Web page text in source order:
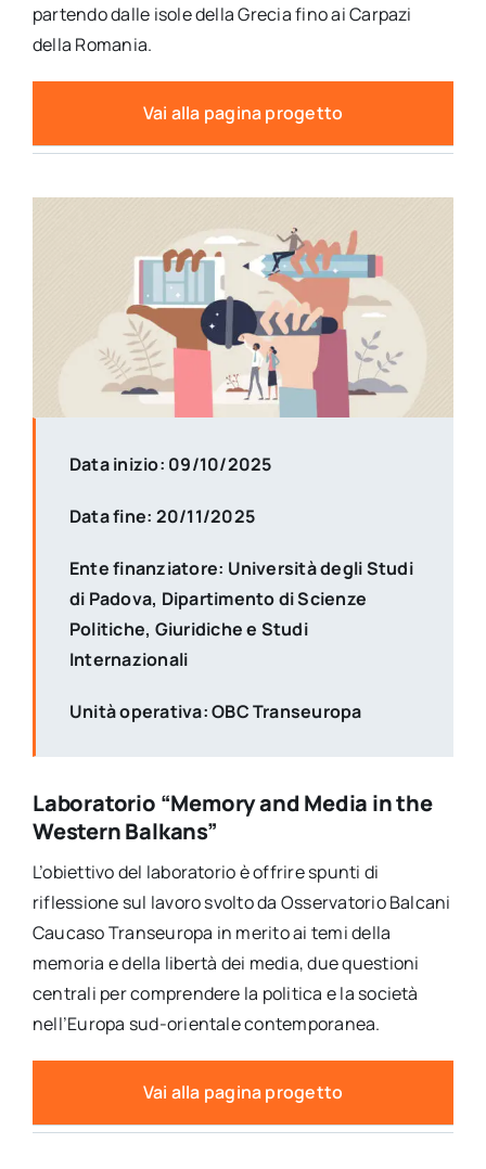
partendo dalle isole della Grecia fino ai Carpazi
della Romania.
Vai alla pagina progetto
Data inizio: 09/10/2025
Data fine: 20/11/2025
Ente finanziatore: Università degli Studi
di Padova, Dipartimento di Scienze
Politiche, Giuridiche e Studi
Internazionali
Unità operativa: OBC Transeuropa
Laboratorio “Memory and Media in the
Western Balkans”
L’obiettivo del laboratorio è offrire spunti di
riflessione sul lavoro svolto da Osservatorio Balcani
Caucaso Transeuropa in merito ai temi della
memoria e della libertà dei media, due questioni
centrali per comprendere la politica e la società
nell’Europa sud-orientale contemporanea.
Vai alla pagina progetto